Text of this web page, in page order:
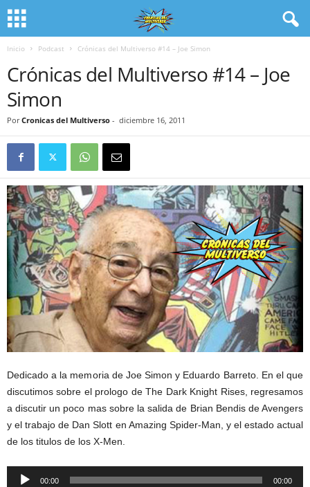
Inicio Podcast Crónicas del Multiverso #14 – Joe Simon
Crónicas del Multiverso #14 – Joe
Simon
Por Cronicas del Multiverso - diciembre 16, 2011
Dedicado a la memoria de Joe Simon y Eduardo Barreto. En el que
discutimos sobre el prologo de The Dark Knight Rises, regresamos
a discutir un poco mas sobre la salida de Brian Bendis de Avengers
y el trabajo de Dan Slott en Amazing Spider-Man, y el estado actual
de los titulos de los X-Men.
Reproductor
00:00 00:00